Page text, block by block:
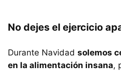
No dejes el ejercicio
Durante Navidad solemos
en la alimentación insana,